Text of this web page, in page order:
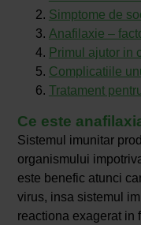
Simptome de
Anafilaxie –
Primul ajutor in
Complicatiile
Tratament
Ce este
Sistemul imunitar
organismului
este benefic atunci
virus, insa sistemul
reactiona exagerat in